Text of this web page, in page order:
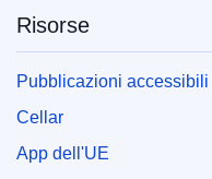
Risorse
Pubblicazioni accessibili
Cellar
App dell'UE